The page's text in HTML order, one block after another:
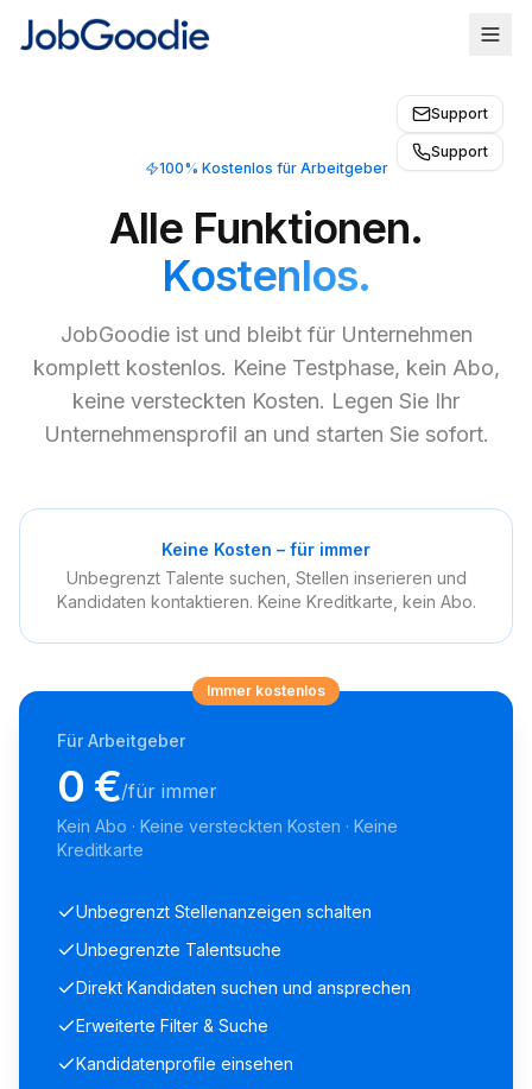
Support
Support
100% Kostenlos für Arbeitgeber
Alle Funktionen.
Kostenlos.
JobGoodie ist und bleibt für Unternehmen
komplett kostenlos. Keine Testphase, kein Abo,
keine versteckten Kosten. Legen Sie Ihr
Unternehmensprofil an und starten Sie sofort.
Keine Kosten – für immer
Unbegrenzt Talente suchen, Stellen inserieren und
Kandidaten kontaktieren. Keine Kreditkarte, kein Abo.
Immer kostenlos
Für Arbeitgeber
0 €/für immer
Kein Abo · Keine versteckten Kosten · Keine
Kreditkarte
Unbegrenzt Stellenanzeigen schalten
Unbegrenzte Talentsuche
Direkt Kandidaten suchen und ansprechen
Erweiterte Filter & Suche
Kandidatenprofile einsehen